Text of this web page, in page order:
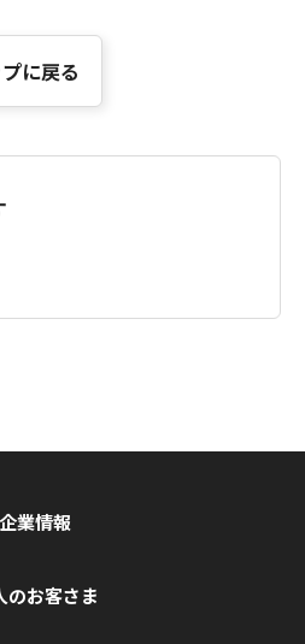
に戻る
企業情報
のお客さま